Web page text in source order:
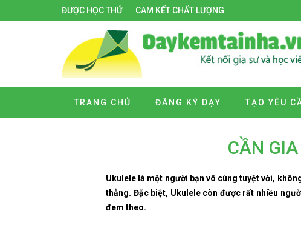
ĐƯỢC HỌC THỬ CAM KẾT CHẤT LƯỢNG
TRANG CHỦ ĐĂNG KÝ DẠY TẠO YÊU
CẦN
Ukulele là một người bạn vô cùng tuyệt vời,
thẳng. Đặc biệt, Ukulele còn được rất nhiều
đem theo.